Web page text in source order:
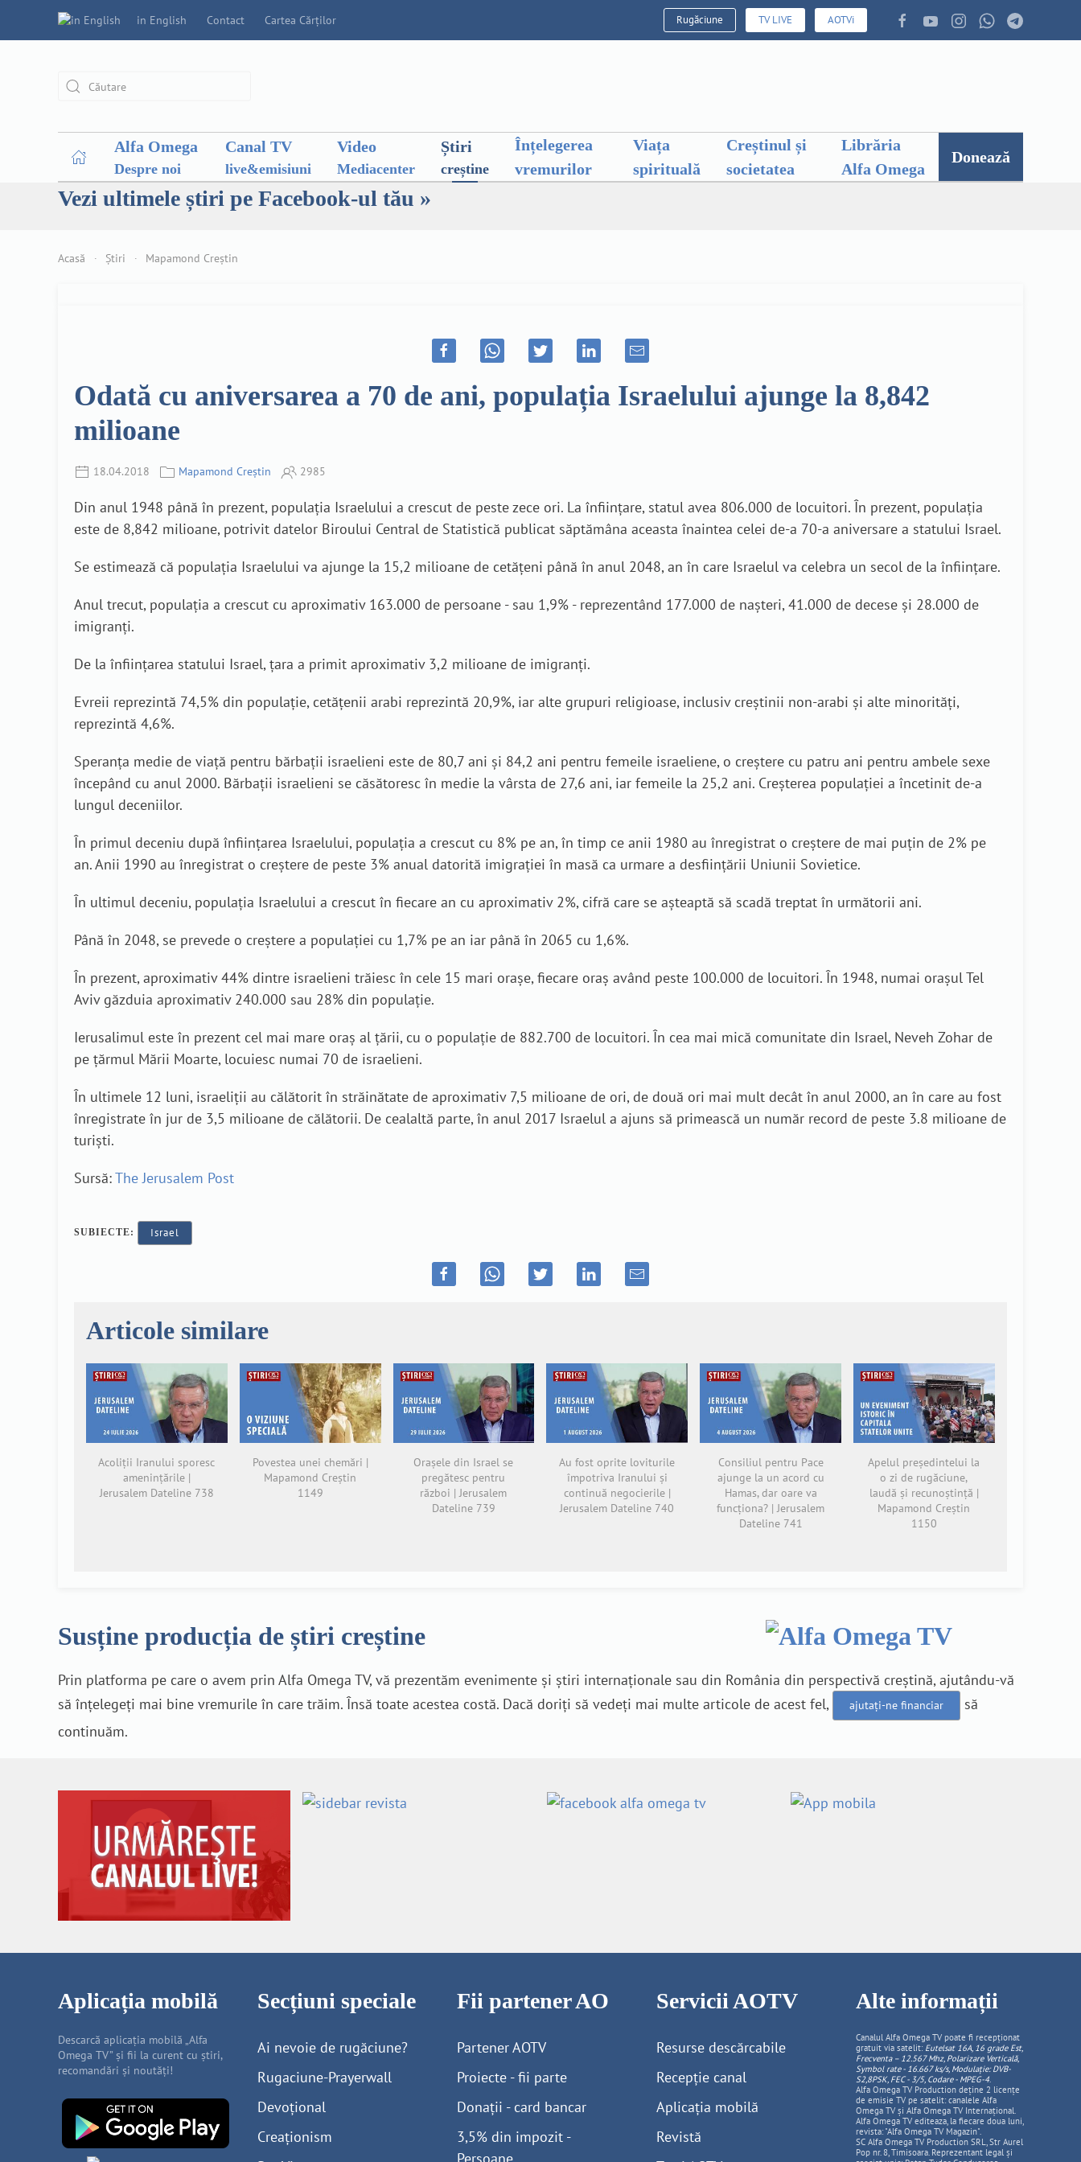
in English Contact Cartea Cărților Rugăciune TV LIVE AOTVi
Alfa Omega
Despre noi
Canal TV
live&emisiuni
Video
Mediacenter
Știri
creștine
Înțelegerea
vremurilor
Viața
spirituală
Creștinul și
societatea
Librăria
Alfa Omega
Donează
Vezi ultimele știri pe Facebook-ul tău »
Acasă Știri Mapamond Creștin
Odată cu aniversarea a 70 de ani, populația Israelului ajunge la 8,842
milioane
18.04.2018 Mapamond Creștin 2985
Din anul 1948 până în prezent, populația Israelului a crescut de peste zece ori. La înființare, statul avea 806.000 de locuitori. În prezent, populația
este de 8,842 milioane, potrivit datelor Biroului Central de Statistică publicat săptămâna aceasta înaintea celei de-a 70-a aniversare a statului Israel.
Se estimează că populația Israelului va ajunge la 15,2 milioane de cetățeni până în anul 2048, an în care Israelul va celebra un secol de la înființare.
Anul trecut, populația a crescut cu aproximativ 163.000 de persoane - sau 1,9% - reprezentând 177.000 de nașteri, 41.000 de decese și 28.000 de
imigranți.
De la înființarea statului Israel, țara a primit aproximativ 3,2 milioane de imigranți.
Evreii reprezintă 74,5% din populație, cetățenii arabi reprezintă 20,9%, iar alte grupuri religioase, inclusiv creștinii non-arabi și alte minorități,
reprezintă 4,6%.
Speranța medie de viață pentru bărbații israelieni este de 80,7 ani și 84,2 ani pentru femeile israeliene, o creștere cu patru ani pentru ambele sexe
începând cu anul 2000. Bărbații israelieni se căsătoresc în medie la vârsta de 27,6 ani, iar femeile la 25,2 ani. Creșterea populației a încetinit de-a
lungul deceniilor.
În primul deceniu după înființarea Israelului, populația a crescut cu 8% pe an, în timp ce anii 1980 au înregistrat o creștere de mai puțin de 2% pe
an. Anii 1990 au înregistrat o creștere de peste 3% anual datorită imigrației în masă ca urmare a desființării Uniunii Sovietice.
În ultimul deceniu, populația Israelului a crescut în fiecare an cu aproximativ 2%, cifră care se așteaptă să scadă treptat în următorii ani.
Până în 2048, se prevede o creștere a populației cu 1,7% pe an iar până în 2065 cu 1,6%.
În prezent, aproximativ 44% dintre israelieni trăiesc în cele 15 mari orașe, fiecare oraș având peste 100.000 de locuitori. În 1948, numai orașul Tel
Aviv găzduia aproximativ 240.000 sau 28% din populație.
Ierusalimul este în prezent cel mai mare oraș al țării, cu o populație de 882.700 de locuitori. În cea mai mică comunitate din Israel, Neveh Zohar de
pe țărmul Mării Moarte, locuiesc numai 70 de israelieni.
În ultimele 12 luni, israeliții au călătorit în străinătate de aproximativ 7,5 milioane de ori, de două ori mai mult decât în anul 2000, an în care au fost
înregistrate în jur de 3,5 milioane de călătorii. De cealaltă parte, în anul 2017 Israelul a ajuns să primească un număr record de peste 3.8 milioane de
turiști.
Sursă:The Jerusalem Post
SUBIECTE: Israel
Articole similare
Acoliții Iranului sporesc
amenințările |
Jerusalem Dateline 738
Povestea unei chemări |
Mapamond Creștin
1149
Orașele din Israel se
pregătesc pentru
război | Jerusalem
Dateline 739
Au fost oprite loviturile
împotriva Iranului și
continuă negocierile |
Jerusalem Dateline 740
Consiliul pentru Pace
ajunge la un acord cu
Hamas, dar oare va
funcționa? | Jerusalem
Dateline 741
Apelul președintelui la
o zi de rugăciune,
laudă și recunoștință |
Mapamond Creștin
1150
Susține producția de știri creștine
Prin platforma pe care o avem prin Alfa Omega TV, vă prezentăm evenimente și știri internaționale sau din România din perspectivă creștină, ajutându-vă
să înțelegeți mai bine vremurile în care trăim. Însă toate acestea costă. Dacă doriți să vedeți mai multe articole de acest fel,
ajutați-ne financiar
să
continuăm.
Aplicația mobilă
Descarcă aplicația mobilă „Alfa
Omega TV” și fii la curent cu știri,
recomandări și noutăți!
Secțiuni speciale
Ai nevoie de rugăciune?
Rugaciune-Prayerwall
Devoțional
Creaționism
Fii partener AO
Partener AOTV
Proiecte - fii parte
Donații - card bancar
3,5% din impozit -
Servicii AOTV
Resurse descărcabile
Recepție canal
Aplicația mobilă
Revistă
Alte informații
Canalul Alfa Omega TV poate fi recepționat
gratuit via satelit: Eutelsat 16A, 16 grade Est,
Frecventa – 12.567 Mhz, PolarizareVerticală,
Symbol rate - 16.667 ks/s, Modulație: DVB-
S2,8PSK, FEC - 3/5, Codare - MPEG-4.
Alfa Omega TV Production deține 2 licențe
de emisie TV pe satelit: canalele Alfa
Omega TV și Alfa Omega TV Internațional.
Alfa Omega TV editeaza, la fiecare doua luni,
revista: "Alfa Omega TV Magazin".
SC Alfa Omega TV Production SRL, Str Aurel
Pop nr. 8, Timisoara. Reprezentant legal și